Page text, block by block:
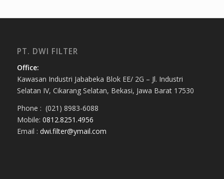
PT. DWI FILTER
Office:
Kawasan Industri Jababeka Blok EE/ 2G – Jl. Industri
Selatan IV, Cikarang Selatan, Bekasi, Jawa Barat 17530
Phone : (021) 8983-6088
Mobile: 0812.8251.4956
Email : dwi.filter@ymail.com